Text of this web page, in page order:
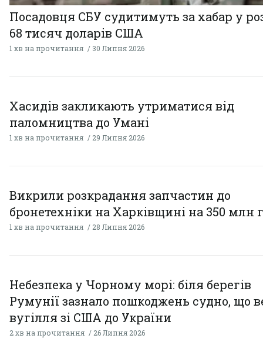
Посадовця СБУ судитимуть за хабар у
68 тисяч доларів США
1 хв на прочитання 30 Липня 2026
Хасидів закликають утриматися від
паломництва до Умані
1 хв на прочитання 29 Липня 2026
Викрили розкрадання запчастин до
бронетехніки на Харківщині на 350 млн
1 хв на прочитання 28 Липня 2026
Небезпека у Чорному морі: біля берегів
Румунії зазнало пошкоджень судно, що
вугілля зі США до України
2 хв на прочитання 26 Липня 2026